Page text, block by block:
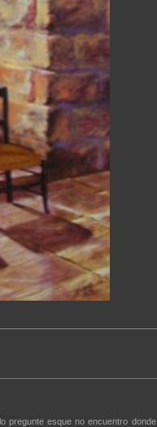
pregunte esque no encuentro donde